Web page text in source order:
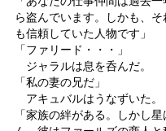
ら盗んでいます。しかも、
も信頼していた人物です」
「ファリード・・・」
ジャラルは息を呑んだ。
「私の妻の兄だ」
アキュバルはうなずいた。
「家族の絆がある。しかし